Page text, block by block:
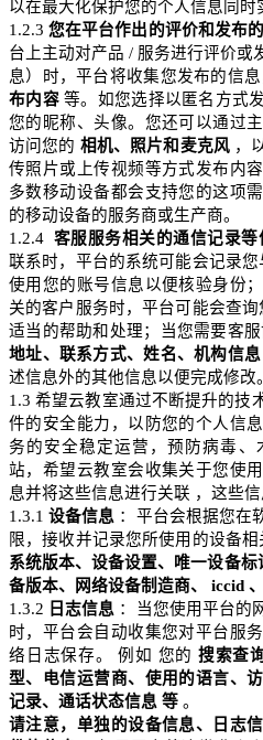
以在最大化保护您的个人信息同时
1.2.3 您在平台作出的评价和发布
台上主动对产品 / 服务进行评价或
息）时，平台将收集您发布的信
布内容 等。如您选择以匿名方式
您的昵称、头像。您还可以通过
访问您的 相机、照片和麦克风 ，
传照片或上传视频等方式发布内
多数移动设备都会支持您的这项
的移动设备的服务商或生产商。
1.2.4 客服服务相关的通信记录等
联系时，平台的系统可能会记录您
使用您的账号信息以便核验身份
关的客户服务时，平台可能会查询
适当 的帮助和处理；当您需要客
地址、联系方式、姓名、机构信息
述信息外的其他信息以便完成修改。
1.3 希望云教室通过不断提升的技
件的安全能力，以防您的个人信
务的安全稳定运营，预防病毒、
站，希望云教室会收集关于您使
息并将这些信息进行关联 ，这些信
1.3.1 设备信息 ：平台会根据您在
限，接收并记录您所使用的设备相
系统版本、设备设置、唯一设备标
备版本、网络设备制造商、
iccid 、
1.3.2 日志信息 ：当您使用平台的
时，平台会自动收集您对平台服
络日志保存。
例如 您的 搜索查
型、电信运营商、使用的语言、
记录、通话状态信息 等 。
请注意，单独的设备信息、日志